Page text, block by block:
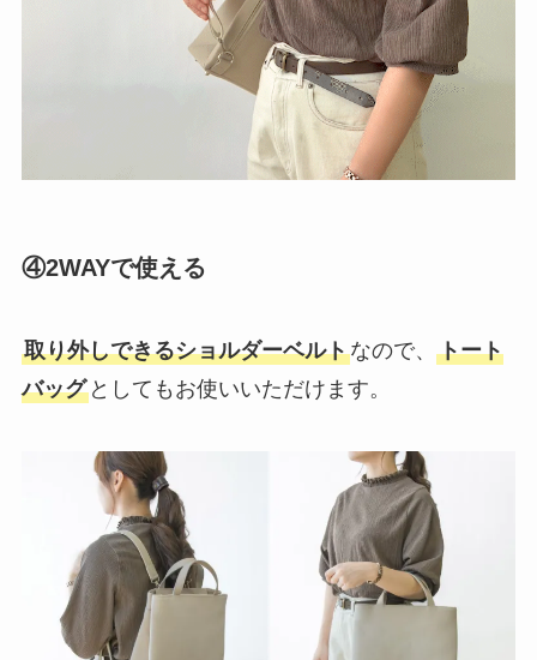
④2WAYで使える
取り外しできるショルダーベルトなので、 トート
バッグとしてもお使いいただけます。